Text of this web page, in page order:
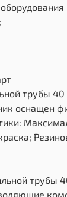
трубы
оснащен